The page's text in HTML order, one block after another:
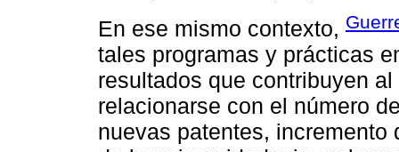
En ese mismo contexto,
tales programas y prácticas
resultados que contribuyen
relacionarse con el número
nuevas patentes,